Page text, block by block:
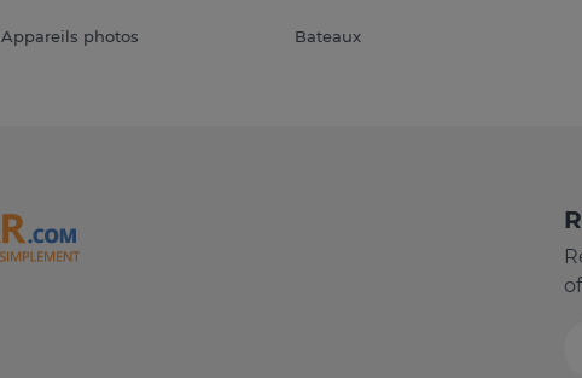
Appareils photos Bateaux